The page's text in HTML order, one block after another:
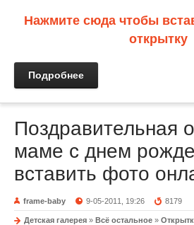
Нажмите сюда чтобы
открытку
Подробнее
Поздравительная
маме с днем
вставить фото
frame-baby 9-05-2011, 19:26 8179
Детская галерея » Всё остальное »